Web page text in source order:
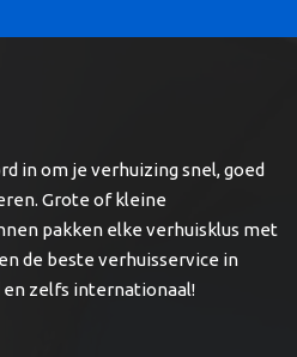
in om je verhuizing snel, goed
Grote of kleine
pakken elke verhuisklus met
de beste verhuisservice in
en zelfs internationaal!